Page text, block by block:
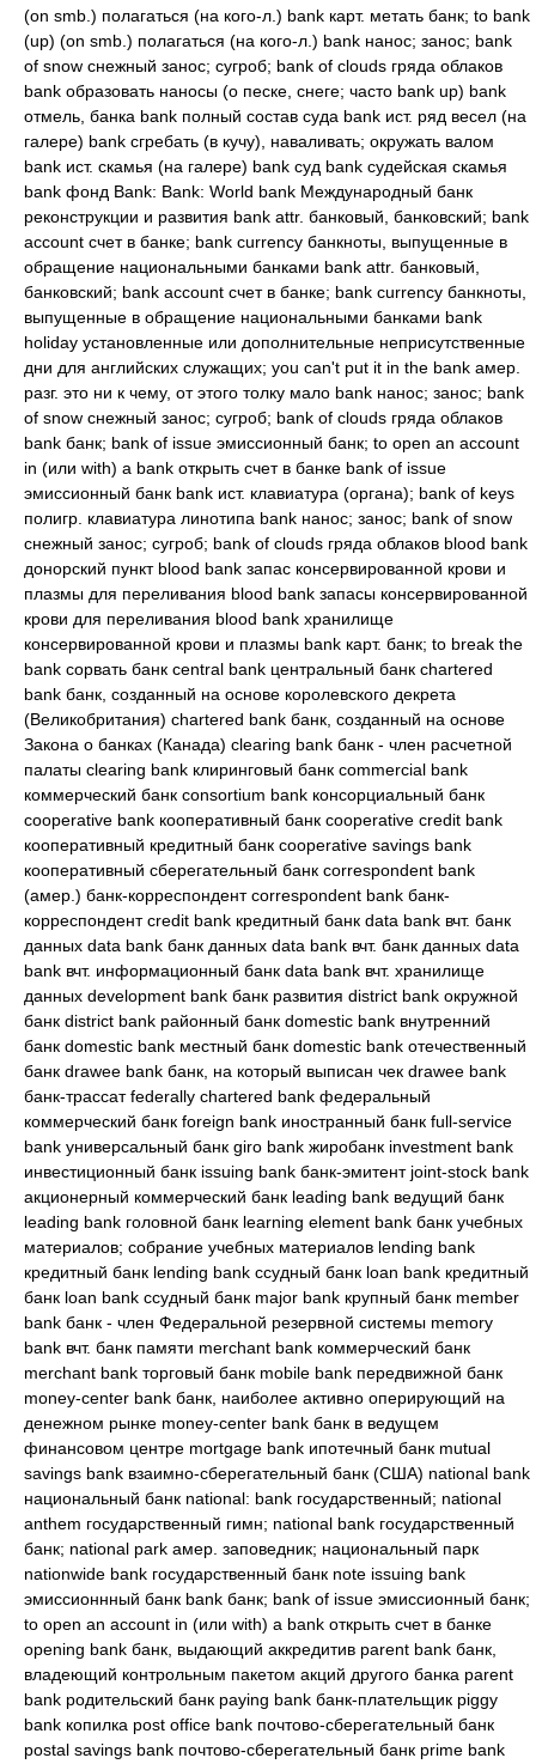
(on smb.) полагаться (на кого-л.) bank карт. метать банк; to bank
(up) (on smb.) полагаться (на кого-л.) bank нанос; занос; bank
of snow снежный занос; сугроб; bank of clouds гряда облаков
bank образовать наносы (о песке, снеге; часто bank up) bank
отмель, банка bank полный состав суда bank ист. ряд весел (на
галере) bank сгребать (в кучу), наваливать; окружать валом
bank ист. скамья (на галере) bank суд bank судейская скамья
bank фонд Bank: Bank: World bank Международный банк
реконструкции и развития bank attr. банковый, банковский; bank
account счет в банке; bank currency банкноты, выпущенные в
обращение национальными банками bank attr. банковый,
банковский; bank account счет в банке; bank currency банкноты,
выпущенные в обращение национальными банками bank
holiday установленные или дополнительные неприсутственные
дни для английских служащих; you can't put it in the bank амер.
разг. это ни к чему, от этого толку мало bank нанос; занос; bank
of snow снежный занос; сугроб; bank of clouds гряда облаков
bank банк; bank of issue эмиссионный банк; to open an account
in (или with) a bank открыть счет в банке bank of issue
эмиссионный банк bank ист. клавиатура (органа); bank of keys
полигр. клавиатура линотипа bank нанос; занос; bank of snow
снежный занос; сугроб; bank of clouds гряда облаков blood bank
донорский пункт blood bank запас консервированной крови и
плазмы для переливания blood bank запасы консервированной
крови для переливания blood bank хранилище
консервированной крови и плазмы bank карт. банк; to break the
bank сорвать банк central bank центральный банк chartered
bank банк, созданный на основе королевского декрета
(Великобритания) chartered bank банк, созданный на основе
Закона о банках (Канада) clearing bank банк - член расчетной
палаты clearing bank клиринговый банк commercial bank
коммерческий банк consortium bank консорциальный банк
cooperative bank кооперативный банк cooperative credit bank
кооперативный кредитный банк cooperative savings bank
кооперативный сберегательный банк correspondent bank
(амер.) банк-корреспондент correspondent bank банк-
корреспондент credit bank кредитный банк data bank вчт. банк
данных data bank банк данных data bank вчт. банк данных data
bank вчт. информационный банк data bank вчт. хранилище
данных development bank банк развития district bank окружной
банк district bank районный банк domestic bank внутренний
банк domestic bank местный банк domestic bank отечественный
банк drawee bank банк, на который выписан чек drawee bank
банк-трассат federally chartered bank федеральный
коммерческий банк foreign bank иностранный банк full-service
bank универсальный банк giro bank жиробанк investment bank
инвестиционный банк issuing bank банк-эмитент joint-stock bank
акционерный коммерческий банк leading bank ведущий банк
leading bank головной банк learning element bank банк учебных
материалов; собрание учебных материалов lending bank
кредитный банк lending bank ссудный банк loan bank кредитный
банк loan bank ссудный банк major bank крупный банк member
bank банк - член Федеральной резервной системы memory
bank вчт. банк памяти merchant bank коммерческий банк
merchant bank торговый банк mobile bank передвижной банк
money-center bank банк, наиболее активно оперирующий на
денежном рынке money-center bank банк в ведущем
финансовом центре mortgage bank ипотечный банк mutual
savings bank взаимно-сберегательный банк (США) national bank
национальный банк national: bank государственный; national
anthem государственный гимн; national bank государственный
банк; national park амер. заповедник; национальный парк
nationwide bank государственный банк note issuing bank
эмиссионнный банк bank банк; bank of issue эмиссионный банк;
to open an account in (или with) a bank открыть счет в банке
opening bank банк, выдающий аккредитив parent bank банк,
владеющий контрольным пакетом акций другого банка parent
bank родительский банк paying bank банк-плательщик piggy
bank копилка post office bank почтово-сберегательный банк
postal savings bank почтово-сберегательный банк prime bank